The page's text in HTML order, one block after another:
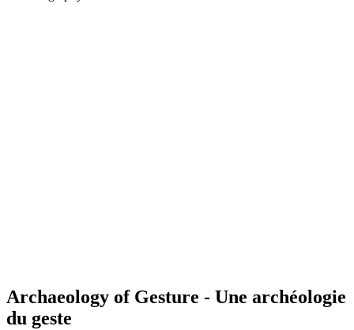
Archaeology of Gesture - Une archéologie
du geste